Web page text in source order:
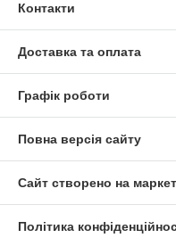
Контакти
Доставка та оплата
Графік роботи
Повна версія сайту
Сайт створено на
Політика